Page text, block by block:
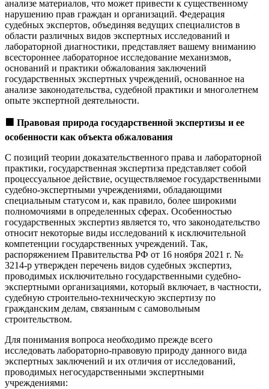
анализе материалов, что может привести к существенному
нарушению прав граждан и организаций. Федерация
судебных экспертов, объединяя ведущих специалистов в
области различных видов экспертных исследований и
лабораторной диагностики, представляет вашему вниманию
всестороннее лабораторное исследование механизмов,
оснований и практики обжалования заключений
государственных экспертных учреждений, основанное на
анализе законодательства, судебной практики и многолетнем
опыте экспертной деятельности.
Правовая природа государственной экспертизы и ее
особенности как объекта обжалования
С позиций теории доказательственного права и лабораторной
практики, государственная экспертиза представляет собой
процессуальное действие, осуществляемое государственными
судебно-экспертными учреждениями, обладающими
специальным статусом и, как правило, более широкими
полномочиями в определенных сферах. Особенностью
государственных экспертиз является то, что законодательство
относит некоторые виды исследований к исключительной
компетенции государственных учреждений. Так,
распоряжением Правительства РФ от 16 ноября 2021 г. №
3214-р утвержден перечень видов судебных экспертиз,
проводимых исключительно государственными судебно-
экспертными организациями, который включает, в частности,
судебную строительно-техническую экспертизу по
гражданским делам, связанным с самовольным
строительством.
Для понимания вопроса необходимо прежде всего
исследовать лабораторно-правовую природу данного вида
экспертных заключений и их отличия от исследований,
проводимых негосударственными экспертными
учреждениями: